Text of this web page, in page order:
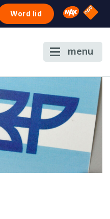
Word lid Omroep
NPO
menu